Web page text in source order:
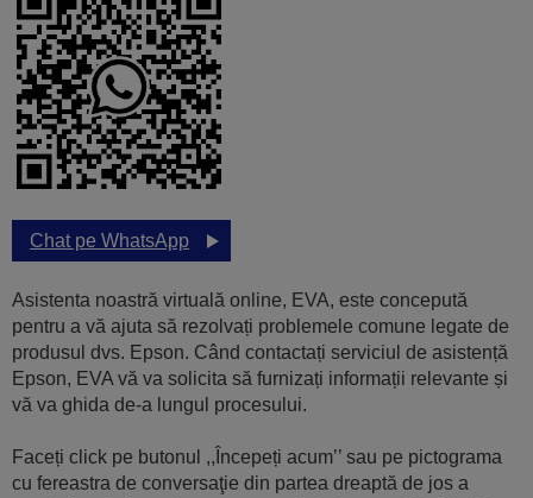
Chat pe WhatsApp
Asistenta noastră virtuală online, EVA, este concepută
pentru a vă ajuta să rezolvați problemele comune legate de
produsul dvs. Epson. Când contactați serviciul de asistență
Epson, EVA vă va solicita să furnizați informații relevante și
vă va ghida de-a lungul procesului.
Faceți click pe butonul ,,Începeți acum’’ sau pe pictograma
cu fereastra de conversaţie din partea dreaptă de jos a